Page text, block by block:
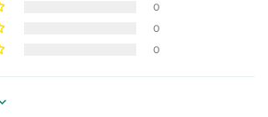
0
0
0